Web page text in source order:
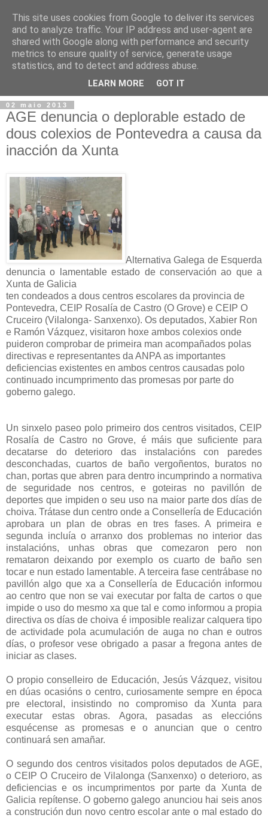
02 maio 2013
AGE denuncia o deplorable estado de
dous colexios de Pontevedra a causa da
inacción da Xunta
Alternativa Galega de Esquerda
denuncia o lamentable estado de conservación ao que a
Xunta de Galicia
ten condeados a dous centros escolares da provincia de
Pontevedra, CEIP Rosalía de Castro (O Grove) e CEIP O
Cruceiro (Vilalonga- Sanxenxo). Os deputados, Xabier Ron
e Ramón Vázquez, visitaron hoxe ambos colexios onde
puideron comprobar de primeira man acompañados polas
directivas e representantes da ANPA as importantes
deficiencias existentes en ambos centros causadas polo
continuado incumprimento das promesas por parte do
goberno galego.
Un sinxelo paseo polo primeiro dos centros visitados, CEIP
Rosalía de Castro no Grove, é máis que suficiente para
decatarse do deterioro das instalacións con paredes
desconchadas, cuartos de baño vergoñentos, buratos no
chan, portas que abren para dentro incumprindo a normativa
de seguridade nos centros, e goteiras no pavillón de
deportes que impiden o seu uso na maior parte dos días de
choiva. Trátase dun centro onde a Consellería de Educación
aprobara un plan de obras en tres fases. A primeira e
segunda incluía o arranxo dos problemas no interior das
instalacións, unhas obras que comezaron pero non
remataron deixando por exemplo os cuarto de baño sen
tocar e nun estado lamentable. A terceira fase centrábase no
pavillón algo que xa a Consellería de Educación informou
ao centro que non se vai executar por falta de cartos o que
impide o uso do mesmo xa que tal e como informou a propia
directiva os días de choiva é imposible realizar calquera tipo
de actividade pola acumulación de auga no chan e outros
días, o profesor vese obrigado a pasar a fregona antes de
iniciar as clases.
O propio conselleiro de Educación, Jesús Vázquez, visitou
en dúas ocasións o centro, curiosamente sempre en época
pre electoral, insistindo no compromiso da Xunta para
executar estas obras. Agora, pasadas as eleccións
esquécense as promesas e o anuncian que o centro
continuará sen amañar.
O segundo dos centros visitados polos deputados de AGE,
o CEIP O Cruceiro de Vilalonga (Sanxenxo) o deterioro, as
deficiencias e os incumprimentos por parte da Xunta de
Galicia repítense. O goberno galego anunciou hai seis anos
a construción dun novo centro escolar ante o mal estado do
This site uses cookies from Google to deliver its services
and to analyze traffic. Your IP address and user-agent are
shared with Google along with performance and security
metrics to ensure quality of service, generate usage
statistics, and to detect and address abuse.
LEARN MORE GOT IT